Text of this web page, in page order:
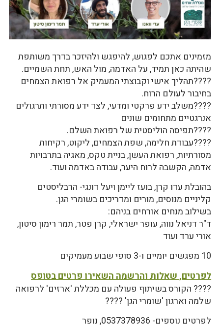
מזמינים אתכם לפגוש, להיפגש ולהיזכר בדרך משותפת
שהיתה כאן תמיד, על האדמה, מול האש, תחת השמיים.
????תהליך אישי וקבוצתי המעמיק אל רפואת הצמחים
בחיבור לעולם הרוח.
????משלב ידע פרקטי ומדעי, לצד ידע מסורתי ותרגולים
אנרגטיים מתחומים שונים
????תפיסה הוליסטית של רפואת השלם.
????עבודת חלימה, שפת הצמחים, ליקוט, רקיחות
מסורתיות, רפואת העשן, בניית טקס, מאגיה בתרבויות
אדמה, הקשבה לרוח היער, עבודה באדמה ועוד.
בהובלת עדו קרן, בועז ליימן ויעל דונגי- הרבליסטים
קליניים מנוסים, מורים ומדריכים בשומרי הגן.
בשילוב מנחים אורחים בניהם:
ד"ר דניאל נווה, עופר ישראלי, קרן פטר, תמר רימון סיטון,
אורי ערד ועוד
10 מפגשים יומיים ו-3 סופי שבוע מעמיקים
לפרטים, שאלות והרשמה השאירו פרטים בטופס
???? הקורס בשיתוף פעולה עם מכללת 'ארזים' לרפואה
שלמה וארגון 'שומרי הגן' ????
לפרטים נוספים- 0537378936, נופר